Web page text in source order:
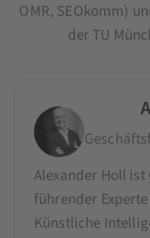
OMR, SEOkomm)
der TU
Alexander Holl ist
führender
Künstliche